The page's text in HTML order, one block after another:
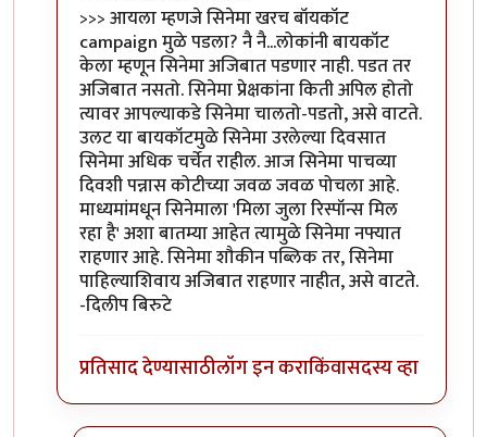
In reply toआयला म्हणजे सिनेमा खरच बॉयकॉट
>>> आयला म्हणजे सिनेमा खरच बॉयकॉट
campaign मुळे पडला? नै नै...लोकांनी बायकॉट
केला म्हणून सिनेमा अजिबात पडणार नाही. पडत तर
अजिबात नसतो. सिनेमा प्रेक्षकांना किती अपिल होतो
त्यावर आपल्याकडे सिनेमा चालतो-पडतो, असे वाटते.
उलट या बायकॉटमुळे सिनेमा उरलेल्या दिवसात
सिनेमा अधिक चर्चेत राहील. आज सिनेमा पाचव्या
दिवशी पन्नास कोटीच्या जवळ जवळ पोचला आहे.
माध्यमांमधून सिनेमाला 'मिला जुला रिस्पॉन्स मिल
रहा है' अशा बातम्या आहेत त्यामुळे सिनेमा नफ्यात
राहणार आहे. सिनेमा शौकीन पब्लिक तर, सिनेमा
पाहिल्याशिवाय अजिबात राहणार नाहीत, असे वाटते.
-दिलीप बिरुटे
प्रतिसाद देण्यासाठीलॉग इन कराकिंवासदस्य व्हा